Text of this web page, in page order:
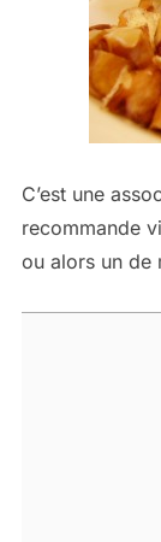
C’est une
recommande
ou alors un de